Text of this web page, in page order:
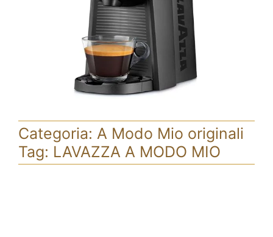
Categoria: A Modo Mio originali
Tag: LAVAZZA A MODO MIO